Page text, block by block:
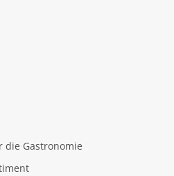
die Gastronomie